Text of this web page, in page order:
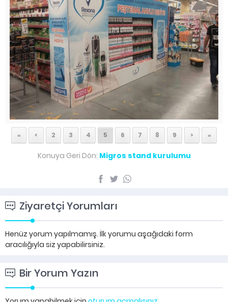
« < 2 3 4 5 6 7 8 9 > »
Konuya Geri Dön: Migros stand kurulumu
Ziyaretçi Yorumları
Henüz yorum yapılmamış. İlk yorumu aşağıdaki form
aracılığıyla siz yapabilirsiniz.
Bir Yorum Yazın